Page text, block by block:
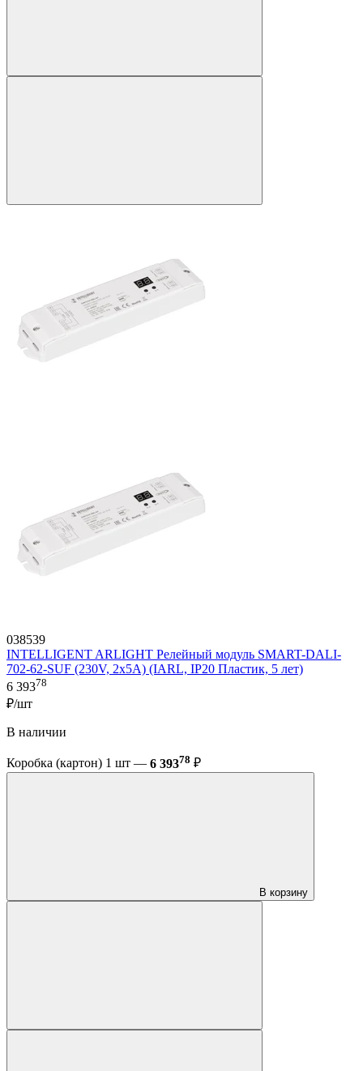
038539
INTELLIGENT ARLIGHT Релейный модуль SMART-DALI-
702-62-SUF (230V, 2x5A) (IARL, IP20 Пластик, 5 лет)
6 39378
₽/шт
В наличии
Коробка (картон) 1 шт — 6 39378 ₽
В корзину